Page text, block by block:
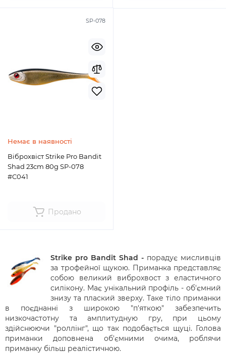
SP-078
Немає в наявності
Віброхвіст Strike Pro Bandit
Shad 23cm 80g SP-078
#C041
Продано
Strike pro Bandit Shad - порадує мисливців
за трофейної щукою. Приманка представляє
собою
великий виброхвост з еластичного
силікону. Має унікальний профіль - об'ємний
знизу та плаский зверху. Таке тіло приманки
в
поєднанні з широкою "п'яткою"
забезпечить
низкочастотну
та амплитудную гру, при
цьому
здійснюючи "роллінг", що так подобається щуці. Голова
приманки
доповнена об'ємними очима,
роблячи
приманку більш реалістичною.